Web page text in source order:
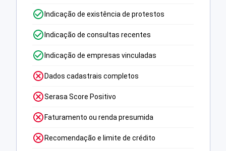
Indicação de existência de protestos
Indicação de consultas recentes
Indicação de empresas vinculadas
Dados cadastrais completos
Serasa Score Positivo
Faturamento ou renda presumida
Recomendação e limite de crédito